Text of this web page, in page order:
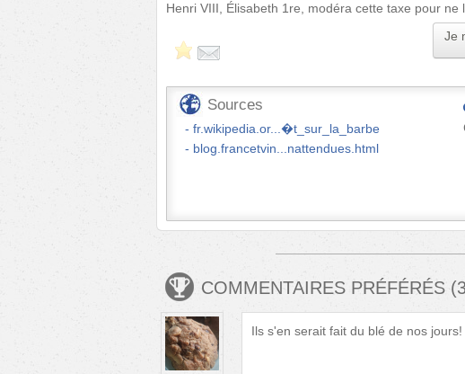
Henri VIII, Élisabeth 1re, modéra cette taxe pour ne
Je
Sources
fr.wikipedia.or...�t_sur_la_barbe
blog.francetvin...nattendues.html
COMMENTAIRES PRÉFÉRÉS (
Ils s'en serait fait du blé de nos jours!